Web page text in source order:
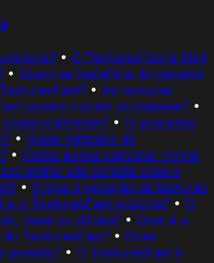
• O TexturesFast é fácil
• Quem se beneficia do gerador
• As texturas
podem conter problemas? •
• O processo
• Quais métodos de
• Como posso cancelar minha
entrar em contato com o
• O que é geração de texturas
e o TexturesFast suporta? • O
base ou difusa? • Qual é a
TexturesFast? • Does
presets? • O TexturesFast é